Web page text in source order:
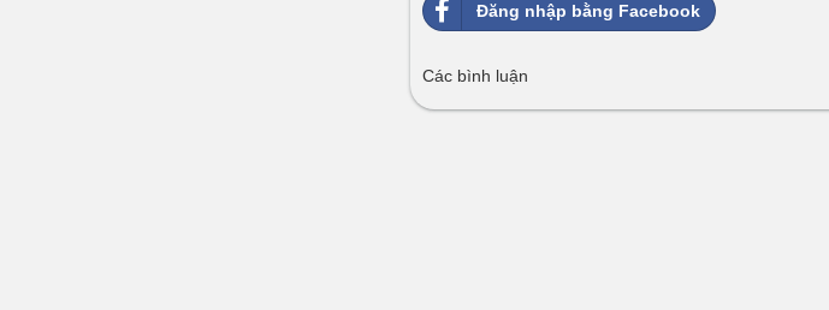
Đăng nhập bằng Facebook
Các bình luận